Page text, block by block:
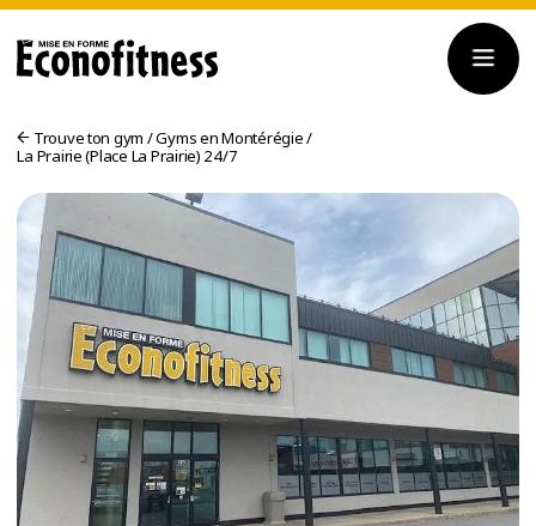
Trouve ton gym /Gyms en Montérégie/
La Prairie (Place La Prairie) 24/7